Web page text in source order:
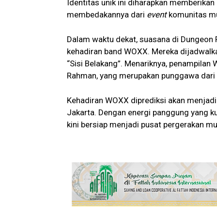
Identitas unik ini diharapkan
membedakannya dari eventkomunitas
Dalam waktu dekat, suasana di
kehadiran band WOXX. Mereka
“Sisi Belakang”. Menariknya,
Rahman, yang merupakan punggawa
Kehadiran WOXX diprediksi akan
Jakarta. Dengan energi panggung yang
kini bersiap menjadi pusat pergerakan